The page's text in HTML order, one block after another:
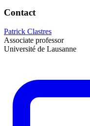
Contact
Patrick Clastres
Associate professor
Université de Lausanne